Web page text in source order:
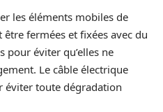
les éléments mobiles de
être fermées et fixées avec du
pour éviter qu’elles ne
Le câble électrique
éviter toute dégradation